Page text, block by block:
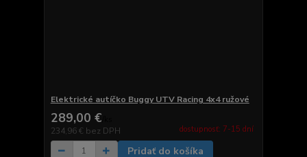
Elektrické autíčko Buggy UTV Racing 4x4 ružové
289,00 €
234,96 € bez DPH dostupnosť: 7-15 dní
Pridať do košíka